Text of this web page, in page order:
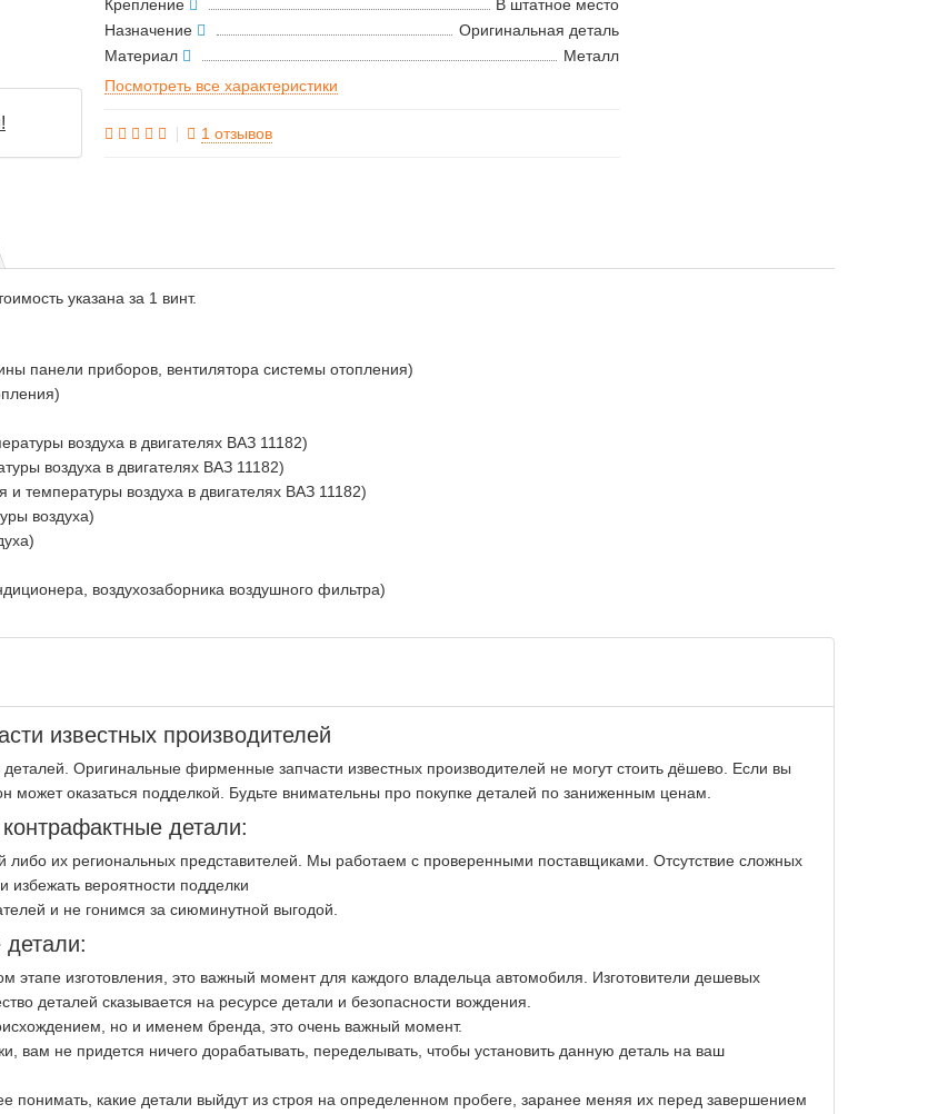
Крепление
В штатное место
Назначение
Оригинальная деталь
Материал
Металл
Посмотреть все характеристики
1 отзывов
указана за 1 винт.
панели приборов, вентилятора системы отопления)
воздуха в двигателях ВАЗ 11182)
воздуха в двигателях ВАЗ 11182)
температуры воздуха в двигателях ВАЗ 11182)
воздуха)
воздухозаборника воздушного фильтра)
известных производителей
Оригинальные фирменные запчасти известных производителей не могут стоить дёшево. Если вы
может оказаться подделкой. Будьте внимательны про покупке деталей по заниженным ценам.
детали:
их региональных представителей. Мы работаем с проверенными поставщиками. Отсутствие сложных
избежать вероятности подделки
и не гонимся за сиюминутной выгодой.
детали:
этапе изготовления, это важный момент для каждого владельца автомобиля. Изготовители дешевых
деталей сказывается на ресурсе детали и безопасности вождения.
но и именем бренда, это очень важный момент.
вам не придется ничего дорабатывать, переделывать, чтобы установить данную деталь на ваш
понимать, какие детали выйдут из строя на определенном пробеге, заранее меняя их перед завершением